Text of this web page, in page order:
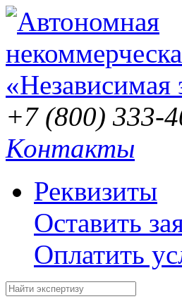
+7 (800) 333-
Контакты
Реквизиты
Оставить
Оплатить